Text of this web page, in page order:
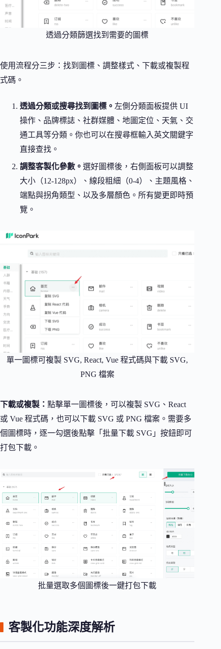
透過分類篩選找到需要的圖標
使用流程分三步：找到圖標、調整樣式、下載或複製程
式碼。
透過分類或搜尋找到圖標。 左側分類面板提供 UI
操作、品牌標誌、社群媒體、地圖定位、天氣、交
通工具等分類。你也可以在搜尋框輸入英文關鍵字
直接查找。
調整客製化參數。 選好圖標後，右側面板可以調整
大小（12-128px）、線段粗細（0-4）、主題風格、
端點與拐角類型、以及多層顏色。所有變更即時預
覽。
單一圖標可複製 SVG, React, Vue 程式碼與下載 SVG,
PNG 檔案
下載或複製： 點擊單一圖標後，可以複製 SVG、React
或 Vue 程式碼，也可以下載 SVG 或 PNG 檔案。需要多
個圖標時，逐一勾選後點擊「批量下載 SVG」按鈕即可
打包下載。
批量選取多個圖標後一鍵打包下載
客製化功能深度解析